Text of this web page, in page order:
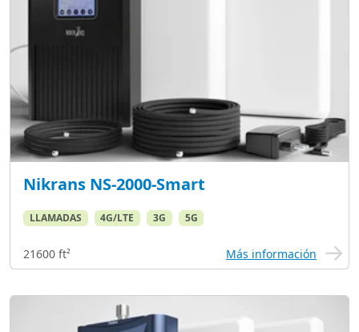
Nikrans NS-2000-Smart
LLAMADAS 4G/LTE 3G 5G
21600 ft² Más información